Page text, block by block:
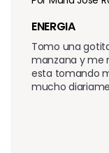
ENERGIA
Tomo una
manzana y me
esta tomando
mucho